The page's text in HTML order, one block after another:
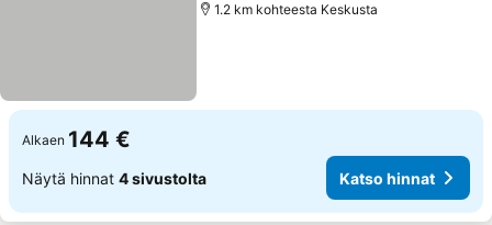
1.2 km kohteesta Keskusta
Alkaen 144 €
Näytä hinnat 4 sivustolta Katso hinnat